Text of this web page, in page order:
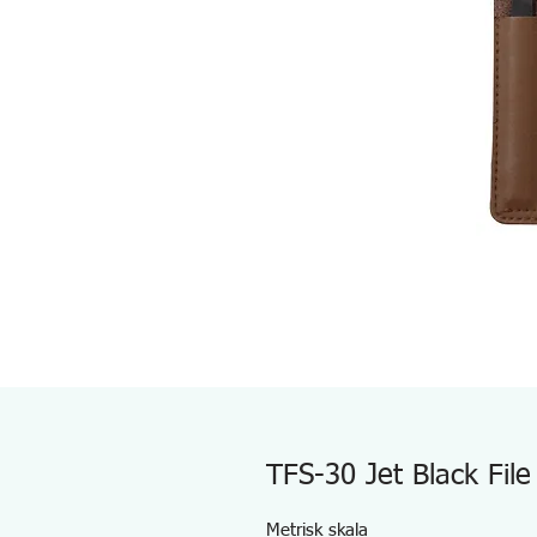
TFS-30 Jet Black
Metrisk skala